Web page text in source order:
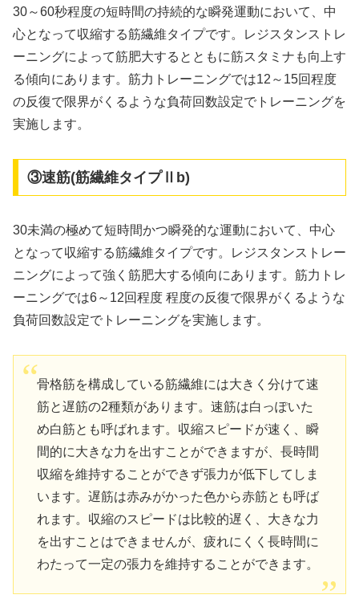
30～60秒程度の短時間の持続的な瞬発運動において、中
心となって収縮する筋繊維タイプです。レジスタンストレ
ーニングによって筋肥大するとともに筋スタミナも向上す
る傾向にあります。筋力トレーニングでは12～15回程度
の反復で限界がくるような負荷回数設定でトレーニングを
実施します。
③速筋(筋繊維タイプⅡb)
30未満の極めて短時間かつ瞬発的な運動において、中心
となって収縮する筋繊維タイプです。レジスタンストレー
ニングによって強く筋肥大する傾向にあります。筋力トレ
ーニングでは6～12回程度 程度の反復で限界がくるような
負荷回数設定でトレーニングを実施します。
骨格筋を構成している筋繊維には大きく分けて速
筋と遅筋の2種類があります。速筋は白っぽいた
め白筋とも呼ばれます。収縮スピードが速く、瞬
間的に大きな力を出すことができますが、長時間
収縮を維持することができず張力が低下してしま
います。遅筋は赤みがかった色から赤筋とも呼ば
れます。収縮のスピードは比較的遅く、大きな力
を出すことはできませんが、疲れにくく長時間に
わたって一定の張力を維持することができます。